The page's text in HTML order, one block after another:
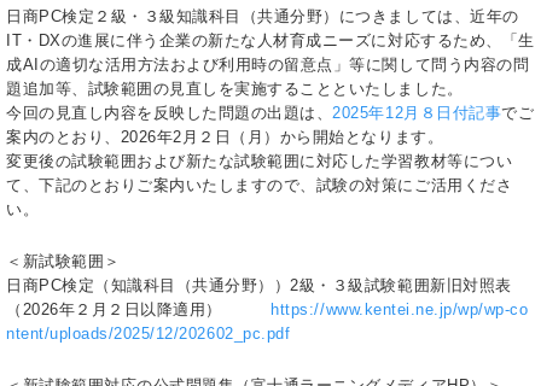
日商PC検定２級・３級知識科目（共通分野）につきましては、近年の
IT・DXの進展に伴う企業の新たな人材育成ニーズに対応するため、「生
成AIの適切な活用方法および利用時の留意点」等に関して問う内容の問
題追加等、試験範囲の見直しを実施することといたしました。
今回の見直し内容を反映した問題の出題は、2025年12月８日付記事でご
案内のとおり、2026年2月２日（月）から開始となります。
変更後の試験範囲および新たな試験範囲に対応した学習教材等につい
て、下記のとおりご案内いたしますので、試験の対策にご活用くださ
い。
＜新試験範囲＞
日商PC検定（知識科目（共通分野））2級・３級試験範囲新旧対照表
（2026年２月２日以降適用）
https://www.kentei.ne.jp/wp/wp-co
ntent/uploads/2025/12/202602_pc.pdf